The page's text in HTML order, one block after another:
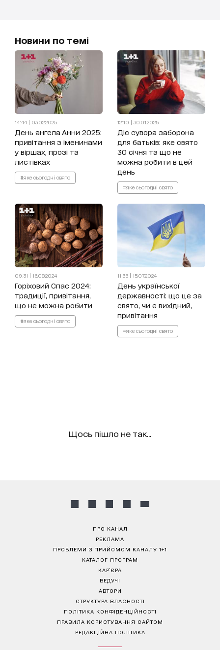
Новини по темі
14:44 | 03.02.2025
День ангела Анни 2025:
привітання з іменинами
у віршах, прозі та
листівках
#яке сьогодні свято
12:10 | 30.01.2025
Діє сувора заборона
для батьків: яке свято
30 січня та що не
можна робити в цей
день
#яке сьогодні свято
09:31 | 16.08.2024
Горіховий Спас 2024:
традиції, привітання,
що не можна робити
#яке сьогодні свято
11:36 | 15.07.2024
День української
державності: що це за
свято, чи є вихідний,
привітання
#яке сьогодні свято
Щось пішло не так...
ПРО КАНАЛ
РЕКЛАМА
ПРОБЛЕМИ З ПРИЙОМОМ КАНАЛУ 1+1
КАТАЛОГ ПРОГРАМ
КАР’ЄРА
ВЕДУЧІ
АВТОРИ
СТРУКТУРА ВЛАСНОСТІ
ПОЛІТИКА КОНФІДЕНЦІЙНОСТІ
ПРАВИЛА КОРИСТУВАННЯ САЙТОМ
РЕДАКЦІЙНА ПОЛІТИКА